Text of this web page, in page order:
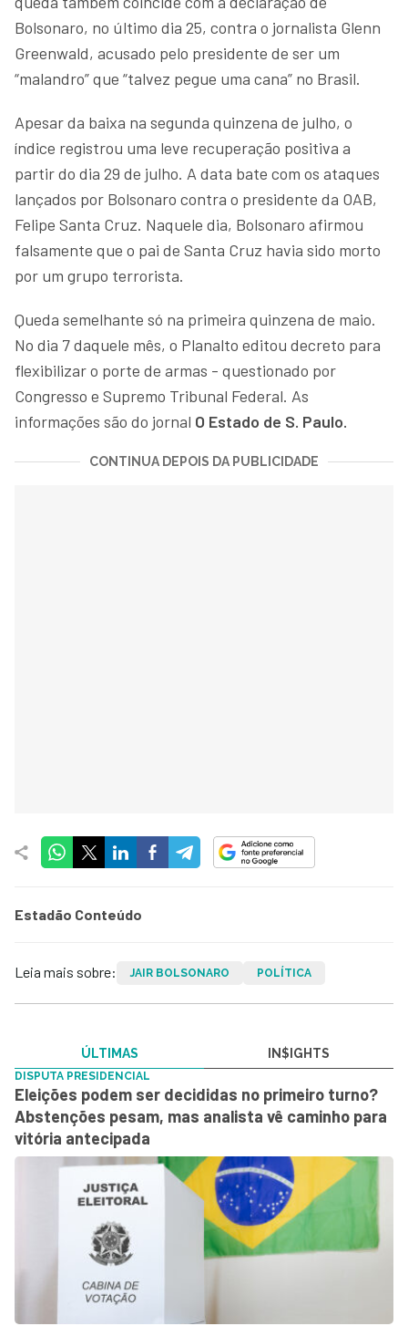
Bolsonaro, no último dia 25, contra o jornalista Glenn
Greenwald, acusado pelo presidente de ser um
“malandro” que “talvez pegue uma cana” no Brasil.
Apesar da baixa na segunda quinzena de julho, o
índice registrou uma leve recuperação positiva a
partir do dia 29 de julho. A data bate com os ataques
lançados por Bolsonaro contra o presidente da OAB,
Felipe Santa Cruz. Naquele dia, Bolsonaro afirmou
falsamente que o pai de Santa Cruz havia sido morto
por um grupo terrorista.
Queda semelhante só na primeira quinzena de maio.
No dia 7 daquele mês, o Planalto editou decreto para
flexibilizar o porte de armas - questionado por
Congresso e Supremo Tribunal Federal. As
informações são do jornal O Estado de S. Paulo.
CONTINUA DEPOIS DA PUBLICIDADE
Estadão Conteúdo
Leia mais sobre: JAIR BOLSONARO POLÍTICA
ÚLTIMAS IN$IGHTS
DISPUTA PRESIDENCIAL
Eleições podem ser decididas no primeiro turno?
Abstenções pesam, mas analista vê caminho para
vitória antecipada